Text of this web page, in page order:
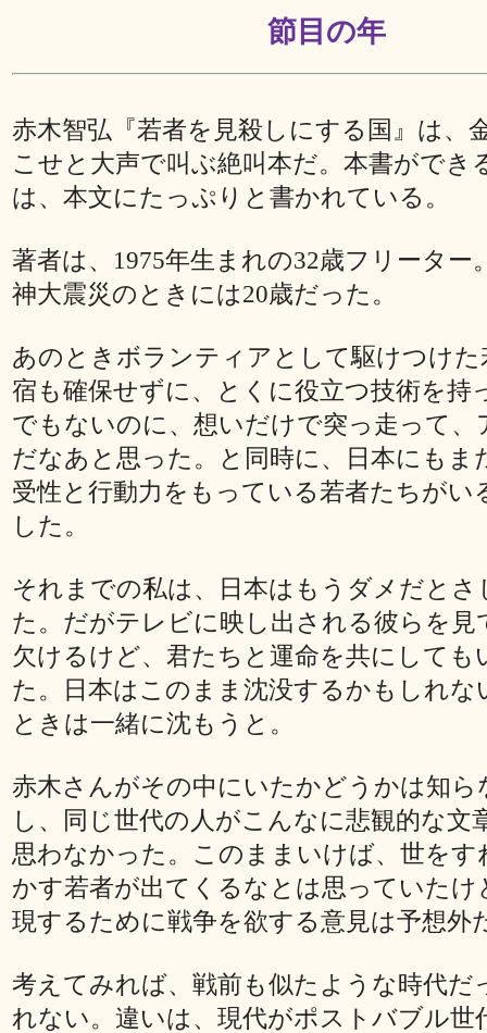
節目の年
赤木智弘『若者を見殺しにする国』は、
こせと大声で叫ぶ絶叫本だ。本書ができ
は、本文にたっぷりと書かれている。
著者は、1975年生まれの32歳フリーター
神大震災のときには20歳だった。
あのときボランティアとして駆けつけた
宿も確保せずに、とくに役立つ技術を持
でもないのに、想いだけで突っ走って、
だなあと思った。と同時に、日本にもま
受性と行動力をもっている若者たちがい
した。
それまでの私は、日本はもうダメだとさ
た。だがテレビに映し出される彼らを見
欠けるけど、君たちと運命を共にしても
た。日本はこのまま沈没するかもしれな
ときは一緒に沈もうと。
赤木さんがその中にいたかどうかは知ら
し、同じ世代の人がこんなに悲観的な文
思わなかった。このままいけば、世をす
かす若者が出てくるなとは思っていたけ
現するために戦争を欲する意見は予想外
考えてみれば、戦前も似たような時代だ
れない。違いは、現代がポストバブル世